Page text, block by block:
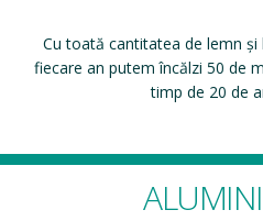
Cu toată cantitatea de lemn și
fiecare an putem încălzi 50 de
timp de 20 de